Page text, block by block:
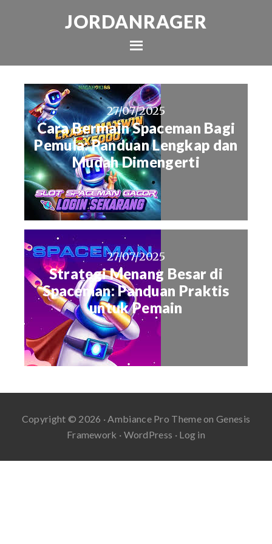
JORDANRAGER
27/07/2025
Cara Bermain Spaceman Bagi
Pemula: Panduan Lengkap dan
Mudah Dimengerti
27/07/2025
Strategi Menang Besar di
Spaceman: Panduan Praktis
untuk Pemain
Copyright © 2026 ·Ambiance Pro ThemeonGenesis
Framework · WordPress · Log in